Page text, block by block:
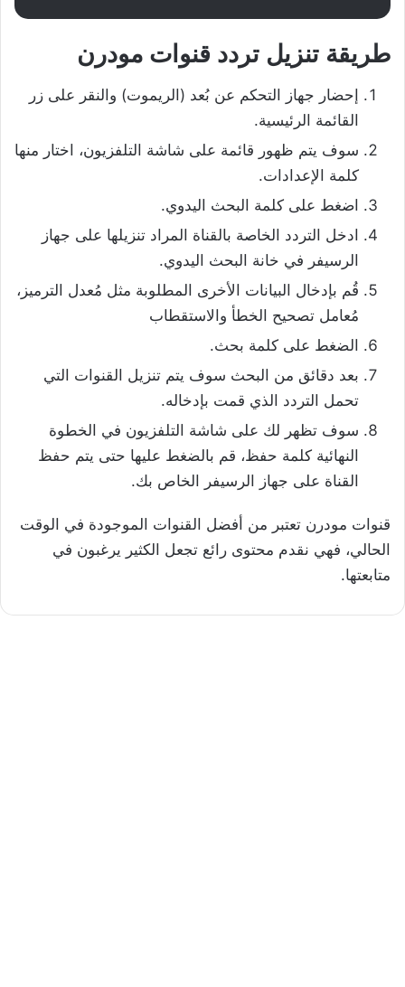
طريقة تنزيل تردد قنوات مودرن
إحضار جهاز التحكم عن بُعد (الريموت) والنقر على زر
القائمة الرئيسية.
سوف يتم ظهور قائمة على شاشة التلفزيون، اختار منها
كلمة الإعدادات.
اضغط على كلمة البحث اليدوي.
ادخل التردد الخاصة بالقناة المراد تنزيلها على جهاز
الرسيفر في خانة البحث اليدوي.
قُم بإدخال البيانات الأخرى المطلوبة مثل مُعدل الترميز،
مُعامل تصحيح الخطأ والاستقطاب
الضغط على كلمة بحث.
بعد دقائق من البحث سوف يتم تنزيل القنوات التي
تحمل التردد الذي قمت بإدخاله.
سوف تظهر لك على شاشة التلفزيون في الخطوة
النهائية كلمة حفظ، قم بالضغط عليها حتى يتم حفظ
القناة على جهاز الرسيفر الخاص بك.
قنوات مودرن تعتبر من أفضل القنوات الموجودة في الوقت
الحالي، فهي نقدم محتوى رائع تجعل الكثير يرغبون في
متابعتها.